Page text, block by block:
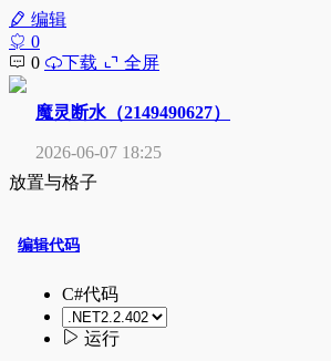
编辑
0
0
下载 全屏
魔灵断水（2149490627）
2026-06-07 18:25
放置与格子